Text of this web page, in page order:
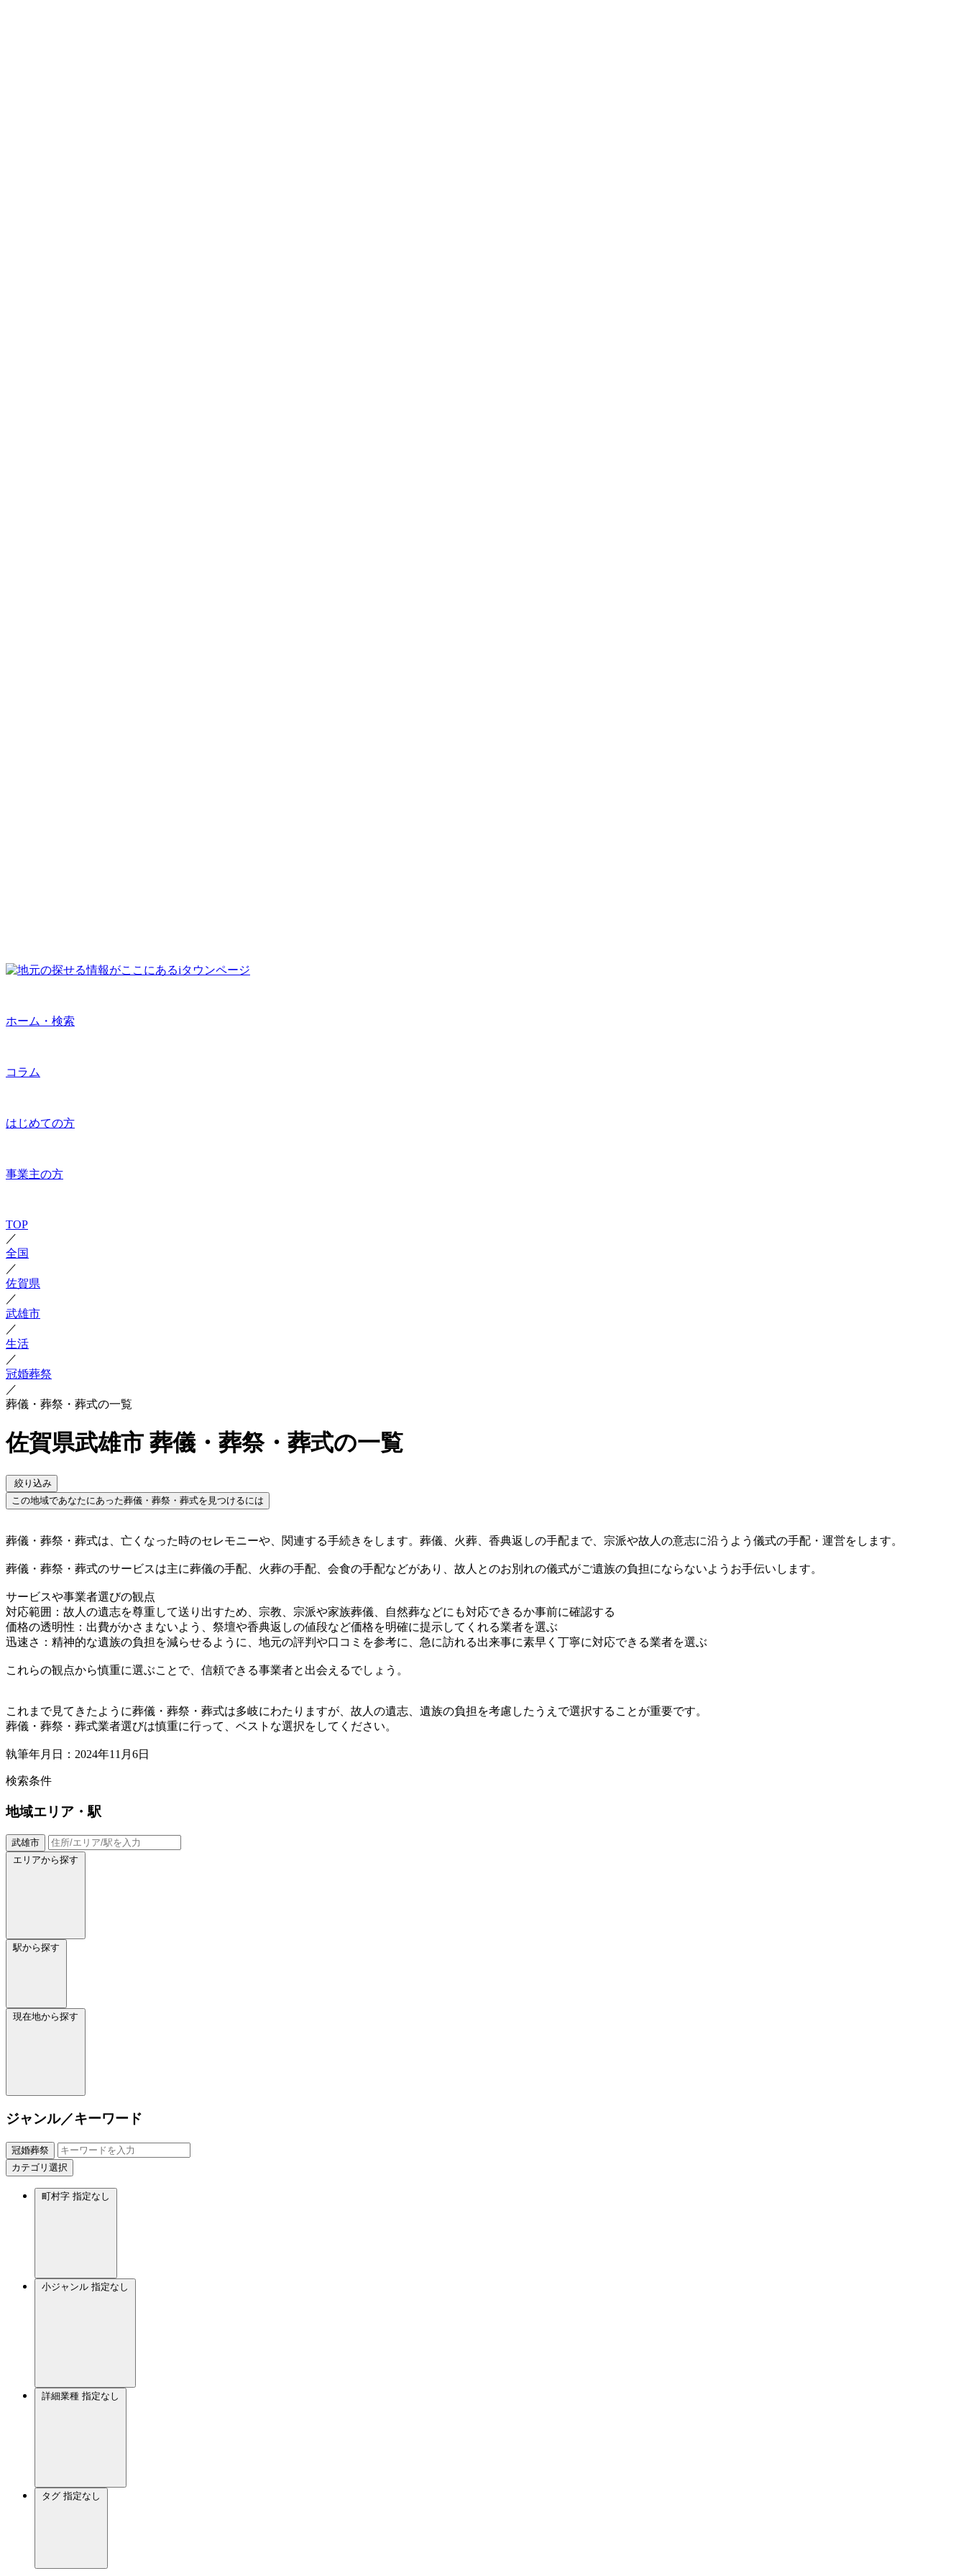
ホーム・検索
コラム
はじめての方
事業主の方
TOP
／
全国
／
佐賀県
／
武雄市
／
生活
／
冠婚葬祭
／
葬儀・葬祭・葬式の一覧
佐賀県武雄市 葬儀・葬祭・葬式の一覧
絞り込み
この地域であなたにあった葬儀・葬祭・葬式を見つけるには
葬儀・葬祭・葬式は、亡くなった時のセレモニーや、関連する手続きをします。葬儀、火葬、香典返しの手配まで、宗派や故人の意志に沿うよう儀式の手配・運営をします。
葬儀・葬祭・葬式のサービスは主に葬儀の手配、火葬の手配、会食の手配などがあり、故人とのお別れの儀式がご遺族の負担にならないようお手伝いします。
サービスや事業者選びの観点
対応範囲：故人の遺志を尊重して送り出すため、宗教、宗派や家族葬儀、自然葬などにも対応できるか事前に確認する
価格の透明性：出費がかさまないよう、祭壇や香典返しの値段など価格を明確に提示してくれる業者を選ぶ
迅速さ：精神的な遺族の負担を減らせるように、地元の評判や口コミを参考に、急に訪れる出来事に素早く丁寧に対応できる業者を選ぶ
これらの観点から慎重に選ぶことで、信頼できる事業者と出会えるでしょう。
これまで見てきたように葬儀・葬祭・葬式は多岐にわたりますが、故人の遺志、遺族の負担を考慮したうえで選択することが重要です。
葬儀・葬祭・葬式業者選びは慎重に行って、ベストな選択をしてください。
執筆年月日：2024年11月6日
検索条件
地域エリア・駅
武雄市
エリアから探す
駅から探す
現在地から探す
ジャンル／キーワード
冠婚葬祭
カテゴリ選択
町村字 指定なし
小ジャンル 指定なし
詳細業種 指定なし
タグ 指定なし